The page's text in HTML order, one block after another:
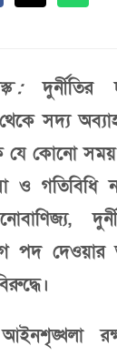
:দুর্নীতির
সদ্য
যে কোনো
ও গতিবিধি
পদ